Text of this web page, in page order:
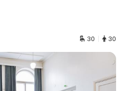
30 30